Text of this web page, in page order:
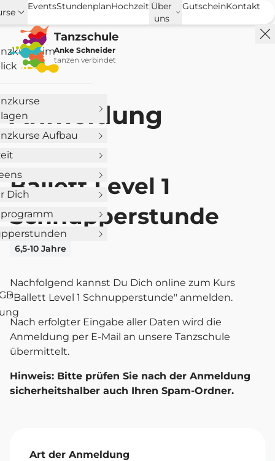
Tanzschule
Anke Schneider
tanzen verbindet
EventsStundenplanHochzeit Über
uns
GutscheinKontakt
im
Aufbau
Dich
Anmeldung
Ballett Level 1
Schnupperstunde
6,5-10 Jahre
Nachfolgend kannst Du Dich online zum Kurs
"Ballett Level 1 Schnupperstunde" anmelden.
Nach erfolgter Eingabe aller Daten wird die
Anmeldung per E-Mail an unsere Tanzschule
übermittelt.
Hinweis: Bitte prüfen Sie nach der Anmeldung
sicherheitshalber auch Ihren Spam-Ordner.
Art der Anmeldung